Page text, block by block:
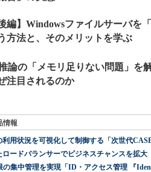
情報
用状況を可視化して制御する「次世代
ードバランサーでビジネスチャンスを拡大
集中管理を実現「ID・アクセス管理 『